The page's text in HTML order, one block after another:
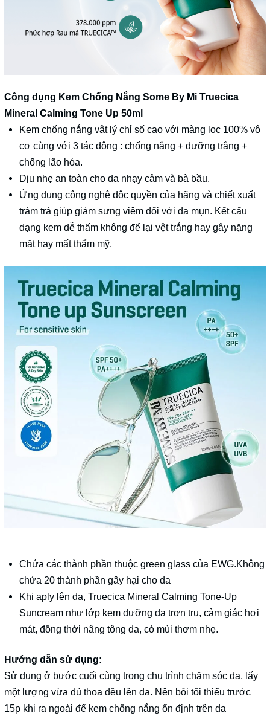
Công dụng Kem Chống Nắng Some By Mi Truecica
Mineral Calming Tone Up 50ml
Kem chống nắng vật lý chỉ số cao với màng lọc 100% vô
cơ cùng với 3 tác động : chống nắng + dưỡng trắng +
chống lão hóa.
Dịu nhẹ an toàn cho da nhạy cảm và bà bầu.
Ứng dụng công nghệ độc quyền của hãng và chiết xuất
tràm trà giúp giảm sưng viêm đối với da mụn. Kết cấu
dạng kem dễ thấm không để lại vệt trắng hay gây nặng
mặt hay mất thẩm mỹ.
Chứa các thành phần thuộc green glass của EWG.Không
chứa 20 thành phần gây hại cho da
Khi aply lên da, Truecica Mineral Calming Tone-Up
Suncream như lớp kem dưỡng da trơn tru, cảm giác hơi
mát, đồng thời nâng tông da, có mùi thơm nhẹ.
Hướng dẫn sử dụng:
Sử dụng ở bước cuối cùng trong chu trình chăm sóc da, lấy
một lượng vừa đủ thoa đều lên da. Nên bôi tối thiểu trước
15p khi ra ngoài để kem chống nắng ổn định trên da